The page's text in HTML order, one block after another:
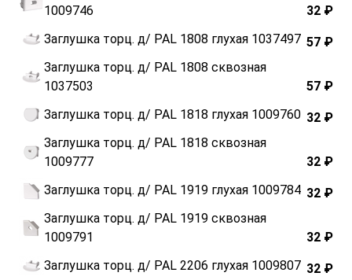
1009746
32 ₽
Заглушка торц. д/ РАL 1808 глухая 1037497 57 ₽
Заглушка торц. д/ РАL 1808 сквозная
1037503
57 ₽
Заглушка торц. д/ РАL 1818 глухая 1009760 32 ₽
Заглушка торц. д/ РАL 1818 сквозная
1009777
32 ₽
Заглушка торц. д/ РАL 1919 глухая 1009784 32 ₽
Заглушка торц. д/ РАL 1919 сквозная
1009791
32 ₽
Заглушка торц. д/ РАL 2206 глухая 1009807 32 ₽